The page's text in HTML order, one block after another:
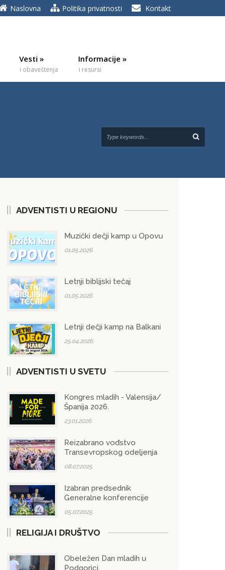
Naslovna Politika privatnosti Kontakt
Vesti »
i obaveštenja
Informacije »
i resursi
ADVENTISTI U REGIONU
Muzički dečji kamp u Opovu
01.05.2026.
Letnji biblijski tečaj
01.05.2026.
Letnji dečji kamp na Balkani
25.04.2026.
ADVENTISTI U SVETU
Kongres mladih - Valensija/
Španija 2026.
23.01.2026.
Reizabrano vođstvo
Transevropskog odeljenja
08.07.2025.
Izabran predsednik
Generalne konferencije
05.07.2025.
RELIGIJA I DRUŠTVO
Obeležen Dan mladih u
Podgorici